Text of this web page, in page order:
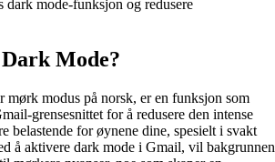
dark mode-funksjon og redusere
Mode?
modus på norsk, er en funksjon som
grensesnittet for å redusere den intense
belastende for øynene dine, spesielt i svakt
å aktivere dark mode i Gmail, vil bakgrunnen